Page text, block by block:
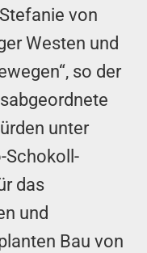
von
Westen und
so der
unter
Schokoll-
das
und
Bau von